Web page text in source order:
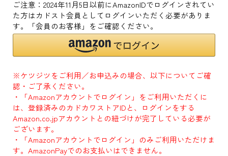
ご注意：2024年11月5日以前にAmazonIDでログインされてい
た方はカドスト会員としてログインいただく必要がありま
す。「会員のお客様」をご確認ください。
※ケツジツをご利用／お申込みの場合、以下についてご確
認・ご了承ください。
・「Amazonアカウントでログイン」をご利用いただくに
は、登録済みのカドカワストアIDと、ログインをする
Amazon.co.jpアカウントとの紐づけが完了している必要が
ございます。
・「Amazonアカウントでログイン」のみご利用いただけま
す。AmazonPayでのお支払いはできません。